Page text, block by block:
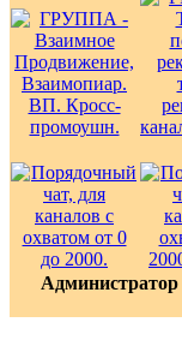
Администратор